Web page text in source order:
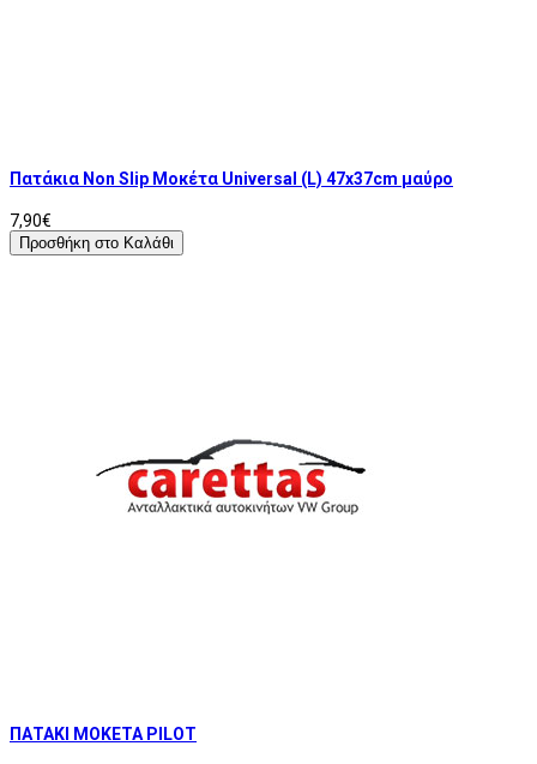
Πατάκια Non Slip Μοκέτα Universal (L) 47x37cm μαύρο
7,90€
Προσθήκη στο Καλάθι
ΠΑΤΑΚΙ ΜΟΚΕΤΑ PILOT